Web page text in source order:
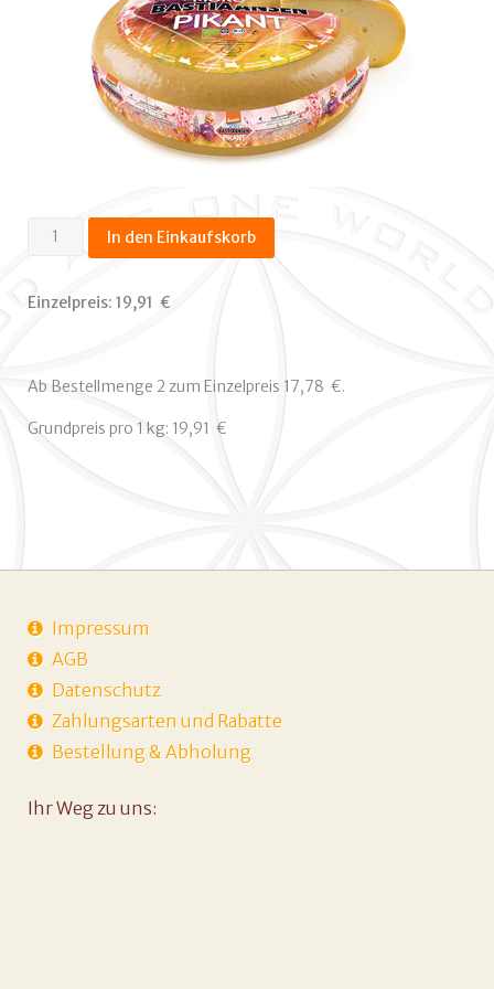
Schnittkäse
4
In den Einkaufskorb
Einzelpreis: 19,91  €
Ab Bestellmenge 2 zum Einzelpreis 17,78  €.
Grundpreis pro 1 kg: 19,91  €
Impressum
AGB
Datenschutz
Zahlungsarten und Rabatte
Bestellung & Abholung
Ihr Weg zu uns: